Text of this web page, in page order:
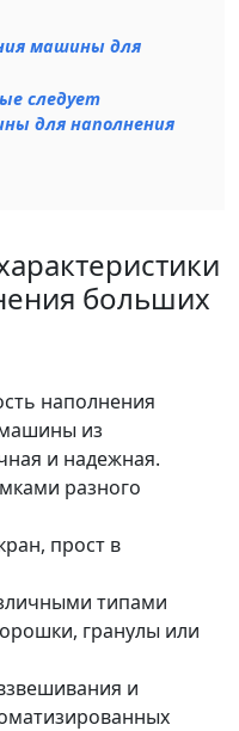
машины для
следует
для наполнения
больших
наполнения
машины из
и надежная.
разного
прост в
типами
гранулы или
и